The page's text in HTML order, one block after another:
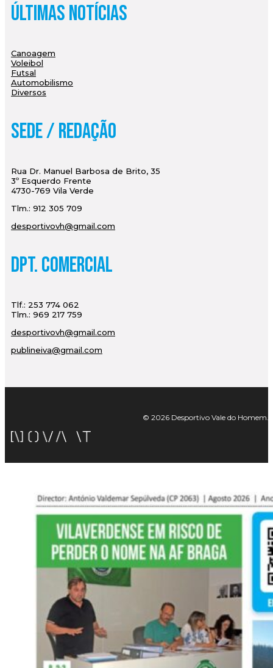
Últimas Notícias
Canoagem
Voleibol
Futsal
Automobilismo
Diversos
Sede / Redação
Rua Dr. Manuel Barbosa de Brito, 35
3º Esquerdo Frente
4730-769 Vila Verde
Tlm.: 912 305 709
desportivovh@gmail.com
Dpt. Comercial
Tlf.: 253 774 062
Tlm.: 969 217 759
desportivovh@gmail.com
publineiva@gmail.com
© 2026 Desportivo Vale do Homem.